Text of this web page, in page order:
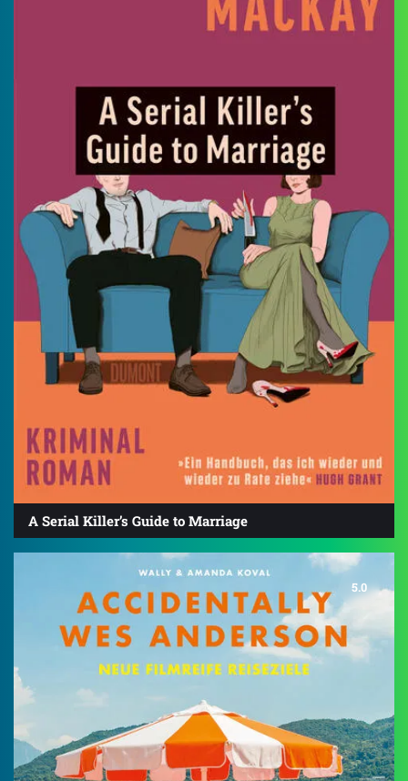
A Serial Killer’s Guide to Marriage
5.0